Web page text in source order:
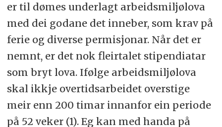
er til dømes underlagt arbeidsmiljølova
med dei godane det inneber, som krav på
ferie og diverse permisjonar. Når det er
nemnt, er det nok fleirtalet stipendiatar
som bryt lova. Ifølge arbeidsmiljølova
skal ikkje overtidsarbeidet overstige
meir enn 200 timar innanfor ein periode
på 52 veker (1). Eg kan med handa på